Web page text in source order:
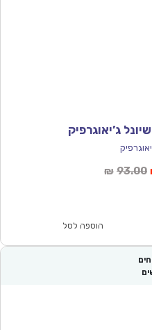
ג’יאוגרפיק
₪ 93.00
הוספה לסל